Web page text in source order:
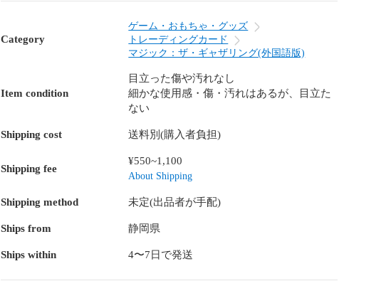
Category
ゲーム・おもちゃ・グッズ
トレーディングカード
マジック：ザ・ギャザリング(外国語版)
Item condition
目立った傷や汚れなし
細かな使用感・傷・汚れはあるが、目立た
ない
Shipping cost 送料別(購入者負担)
Shipping fee
¥550~1,100
About Shipping
Shipping method 未定(出品者が手配)
Ships from 静岡県
Ships within 4〜7日で発送